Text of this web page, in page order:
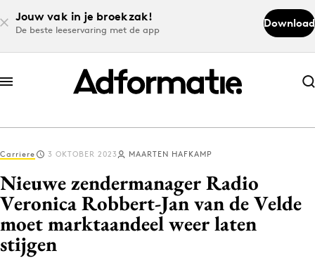
Jouw vak in je broekzak!
De beste leeservaring met de app
Download
Abonneer nu
Abonneer nu
Log in
Download de app
Volg het laatste nieuws via de Adformatie
Carriere 3 OKTOBER 2023 MAARTEN HAFKAMP
Nieuwe zendermanager Radio
Veronica Robbert-Jan van de Velde
moet marktaandeel weer laten
stijgen